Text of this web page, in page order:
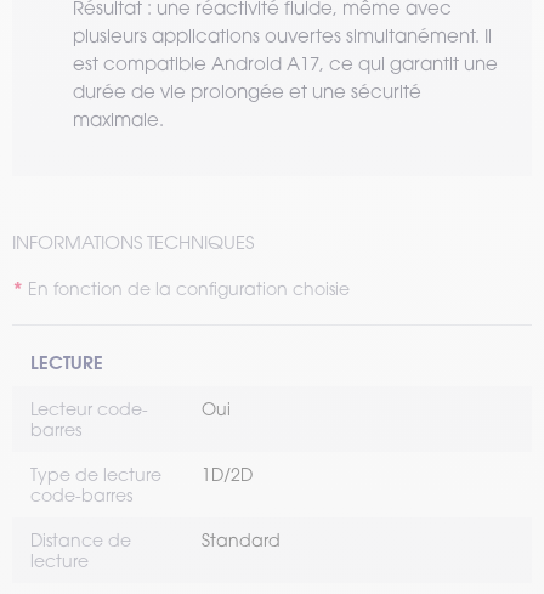
Résultat : une réactivité fluide, même avec
plusieurs applications ouvertes simultanément. Il
est compatible Android A17, ce qui garantit une
durée de vie prolongée et une sécurité
maximale.
INFORMATIONS TECHNIQUES
En fonction de la configuration choisie
LECTURE
Lecteur code-
barres
Oui
Type de lecture
code-barres
1D/2D
Distance de
lecture
Standard